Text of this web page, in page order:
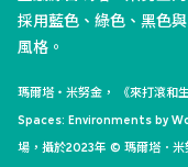
採用藍色、綠色、黑色
風格。
瑪爾塔・米努金， 《來打滾
Spaces: Environments by
場，攝於2023年 © 瑪爾塔．